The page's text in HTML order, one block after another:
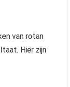
van rotan
Hier zijn